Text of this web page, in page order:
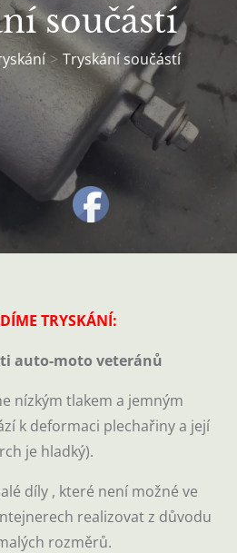
součástí
Tryskání součástí
TRYSKÁNÍ:
auto-moto veteránů
nízkým tlakem a jemným
k deformaci plechařiny a její
je hladký).
díly , které není možné ve
realizovat z důvodu
rozměrů.